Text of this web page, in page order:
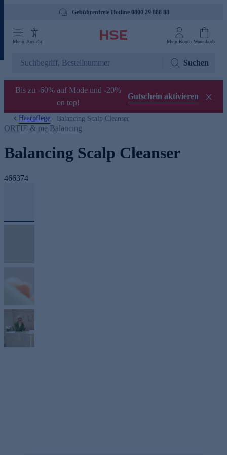
Gebührenfreie Hotline 0800 29 888 88
Menü Ansicht Mein Konto Warenkorb
Suchen
Bis zu -60% auf Mode und -20%
on top!
Gutschein aktivieren
Haarpflege Balancing Scalp Cleanser
ORTIE & me Balancing
Balancing Scalp Cleanser
466374